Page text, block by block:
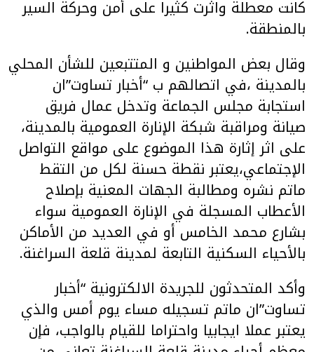
كانت معطلة واثرت كثيرا على أمن وحركة السير
بالمنطقة.
وقال بعض المواطنين و المتتبعين للشأن المحلي
بالمدينة ،في اتصالهم ب “أخبار تساوت”ان
استجابة مجلس الجماعة وتدخل عمال فريق
صيانة ومراقبة شبكة الإنارة العمومية بالمدينة،
على اثر إثارة هذا الموضوع على مواقع التواصل
الإجتماعي،يعتبر نقطة حسنة لكل من التقط
ماتم نشره ومطالبة الجهات المعنية بإصلاح
الأعطاب المسجلة في الإنارة العمومية سواء
بشارع محمد الخامس أو في العديد من الأماكن
بالأحياء السكنية التابعة لمدينة قلعة السراغنة.
وأكد المتحدثون للجريدة الالكترونية “أخبار
تساوت”ان ماتم تسجيله مساء يوم أمس والذي
يعتبر عملا ايجابيا واحتراما للقيام بالواجب، فإن